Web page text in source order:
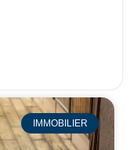
IMMOBILIER